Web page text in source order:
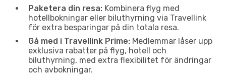
Paketera din resa: Kombinera flyg med
hotellbokningar eller biluthyrning via Travellink
för extra besparingar på din totala resa.
Gå med i Travellink Prime: Medlemmar låser upp
exklusiva rabatter på flyg, hotell och
biluthyrning, med extra flexibilitet för ändringar
och avbokningar.